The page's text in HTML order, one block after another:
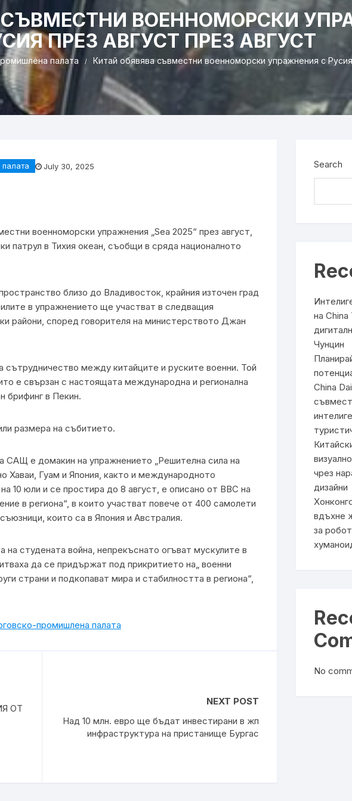
СЪВМЕСТНИ ВОЕННОМОРСКИ
ПРЕЗ АВГУСТ ПРЕЗ АВГУСТ
палaта Китай обявява съвместни военноморски упражнения с
July 30, 2025
военноморски упражнения „Sea 2025“ през август,
патрул в Тихия океан, съобщи в сряда националното
близо до Владивосток, крайния източен град
в упражнението ще участват в следващия
райони, според говорителя на министерството Джан
сътрудничество между китайците и руските военни. Той
е свързан с настоящата международна и регионална
брифинг в Пекин.
размера на събитието.
е домакин на упражнението „Решителна сила на
Хаваи, Гуам и Япония, както и международното
10 юли и се простира до 8 август, е описано от ВВС на
в региона“, в които участват повече от 400 самолети
които са в Япония и Австралия.
студената война, непрекъснато огъват мускулите в
да се придържат под прикритието на„ военни
страни и подкопават мира и стабилността в региона“,
промишлена палaта
ОТ
NEXT POST
Над 10 млн. евро ще бъдат инвестирани в жп
инфраструктура на пристанище Бургас
Search
на
Чунцин
China
чрез
дизайни
вдъхне
за
No